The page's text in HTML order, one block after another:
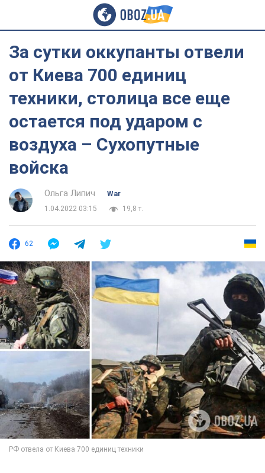
За сутки оккупанты отвели
от Киева 700 единиц
техники, столица все еще
остается под ударом с
воздуха – Сухопутные
войска
Ольга Липич
War
1.04.2022 03:15
19,8 т.
62